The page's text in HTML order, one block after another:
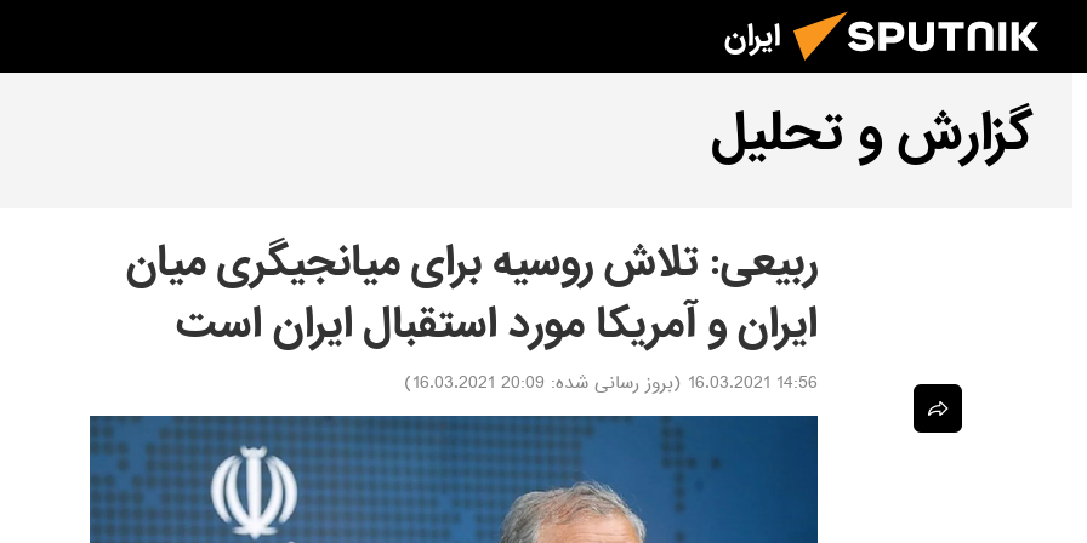
ایران
گزارش و تحلیل
ربیعی: تلاش روسیه برای میانجیگری میان
ایران و آمریکا مورد استقبال ایران است
14:56 16.03.2021 (بروز رسانی شده: 20:09 16.03.2021
)